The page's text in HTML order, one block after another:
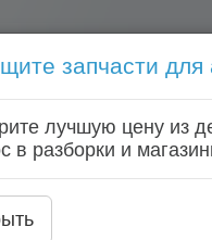
Голосовой запрос
Главная
запчасти для
лучшую цену из
в разборки и